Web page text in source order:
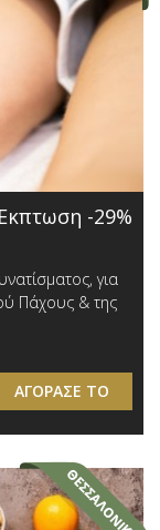
-29%
για
Πάχους & της
ΑΓΟΡΑΣΕ ΤΟ